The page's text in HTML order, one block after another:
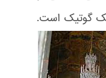
است.